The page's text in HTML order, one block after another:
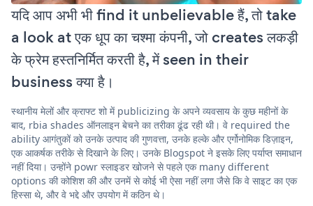
यदि आप अभी भी find it unbelievable हैं, तो take
a look at एक धूप का चश्मा कंपनी, जो creates लकड़ी
के फ्रेम हस्तनिर्मित करती है, में seen in their
business क्या है।
स्थानीय मेलों और क्राफ्ट शो में publicizing के अपने व्यवसाय के कुछ महीनों के
बाद, rbia shades ऑनलाइन बेचने का तरीका ढूंढ रही थी। वे required the
ability आगंतुकों को उनके उत्पाद की गुणवत्ता, उनके हल्के और एर्गोनोमिक डिज़ाइन,
एक आकर्षक तरीके से दिखाने के लिए। उनके Blogspot ने इसके लिए पर्याप्त समाधान
नहीं दिया। उन्होंने powr स्लाइडर खोजने से पहले एक many different
options की कोशिश की और उनमें से कोई भी ऐसा नहीं लगा जैसे कि वे साइट का एक
हिस्सा थे, और वे भद्दे और उपयोग में कठिन थे।